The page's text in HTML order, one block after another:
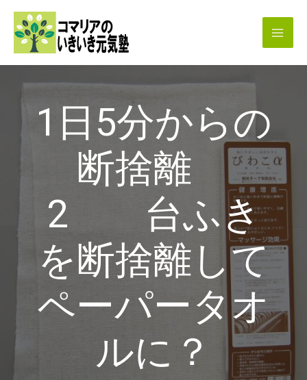
1日5分からの
断捨離
2 台ふき
を断捨離して
ペーパータオ
ルに？